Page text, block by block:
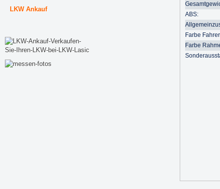
LKW Ankauf
ABS:
Farbe
Farbe